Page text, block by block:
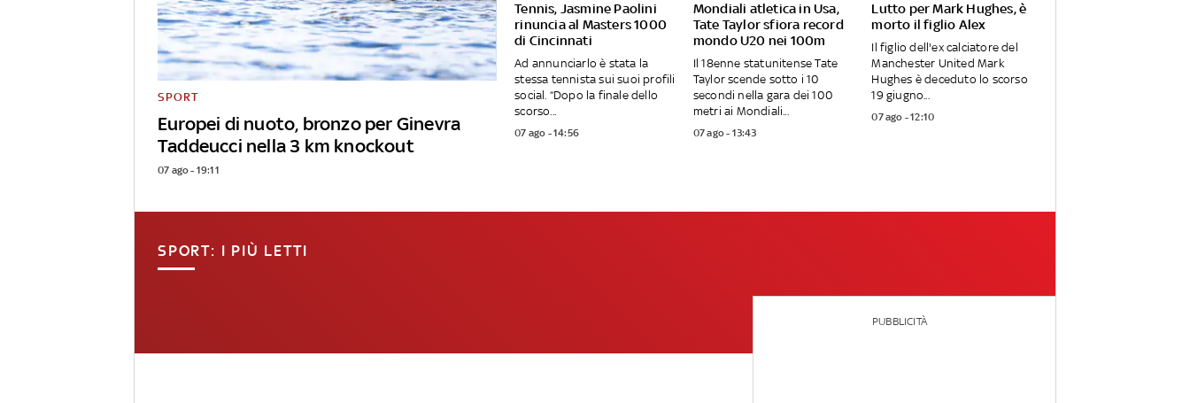
Europei di nuoto, bronzo per Ginevra
Taddeucci nella 3 km knockout
SPORT
07 ago - 19:11
Tennis, Jasmine Paolini
rinuncia al Masters 1000
di Cincinnati
Ad annunciarlo è stata la
stessa tennista sui suoi profili
social. “Dopo la finale dello
scorso...
07 ago - 14:56
Mondiali atletica in Usa,
Tate Taylor sfiora record
mondo U20 nei 100m
Il 18enne statunitense Tate
Taylor scende sotto i 10
secondi nella gara dei 100
metri ai Mondiali...
07 ago - 13:43
Lutto per Mark Hughes, è
morto il figlio Alex
Il figlio dell'ex calciatore del
Manchester United Mark
Hughes è deceduto lo scorso
19 giugno...
07 ago - 12:10
SPORT: I PIÙ LETTI
PUBBLICITÀ